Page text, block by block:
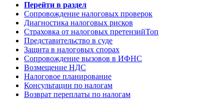
Перейти в раздел
Сопровождение налоговых проверок
Диагностика налоговых рисков
Страховка от налоговых претензийТоп
Представительство в суде
Защита в налоговых спорах
Сопровождение вызовов в ИФНС
Возмещение НДС
Налоговое планирование
Консультации по налогам
Возврат переплаты по налогам